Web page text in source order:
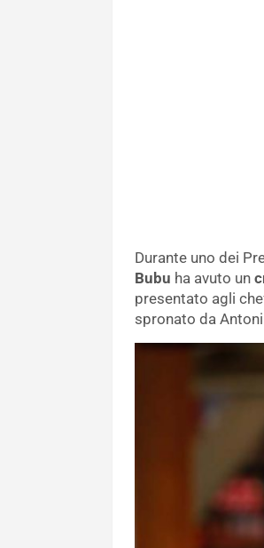
Durante uno dei
Bubu ha avuto un
presentato agli
spronato da